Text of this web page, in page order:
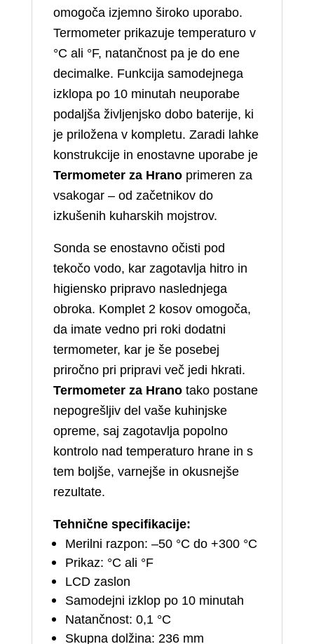
omogoča izjemno široko uporabo.
Termometer prikazuje temperaturo v
°C ali °F, natančnost pa je do ene
decimalke. Funkcija samodejnega
izklopa po 10 minutah neuporabe
podaljša življenjsko dobo baterije, ki
je priložena v kompletu. Zaradi lahke
konstrukcije in enostavne uporabe je
Termometer za Hranoprimeren za
vsakogar – od začetnikov do
izkušenih kuharskih mojstrov.
Sonda se enostavno očisti pod
tekočo vodo, kar zagotavlja hitro in
higiensko pripravo naslednjega
obroka. Komplet 2 kosov omogoča,
da imate vedno pri roki dodatni
termometer, kar je še posebej
priročno pri pripravi več jedi hkrati.
Termometer za Hranotako postane
nepogrešljiv del vaše kuhinjske
opreme, saj zagotavlja popolno
kontrolo nad temperaturo hrane in s
tem boljše, varnejše in okusnejše
rezultate.
Tehnične specifikacije:
Merilni razpon: –50 °C do +300 °C
Prikaz: °C ali °F
LCD zaslon
Samodejni izklop po 10 minutah
Natančnost: 0,1 °C
Skupna dolžina: 236 mm